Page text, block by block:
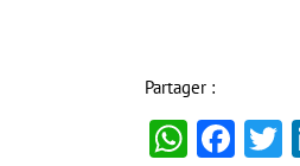
Partager :